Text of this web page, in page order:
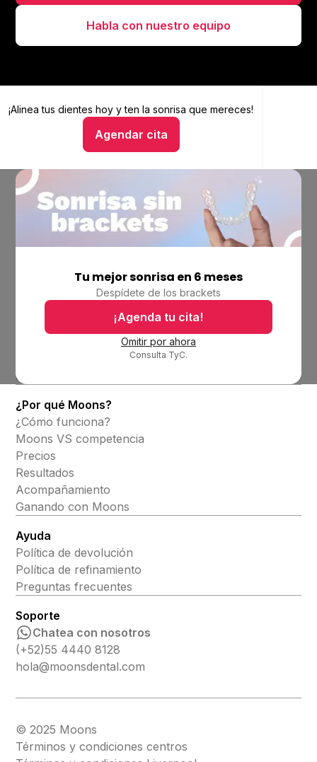
Habla con nuestro equipo
¡Alinea tus dientes hoy yten la sonrisa que mereces!
Agendar cita
Alinea tus dientes hoy y ten la sonrisa que mereces
Hablar con un asesor
Tu mejor sonrisa en 6 meses
Despídete de los brackets
¡Agenda tu cita!
Omitir por ahora
Consulta TyC.
Alineadores invisibles
¿Por qué Moons?
¿Cómo funciona?
Moons VS competencia
Precios
Resultados
Acompañamiento
Ganando con Moons
Ayuda
Política de devolución
Política de refinamiento
Preguntas frecuentes
Soporte
Chatea con nosotros
(+52)55 4440 8128
hola@moonsdental.com
© 2025 Moons
Términos y condiciones centros